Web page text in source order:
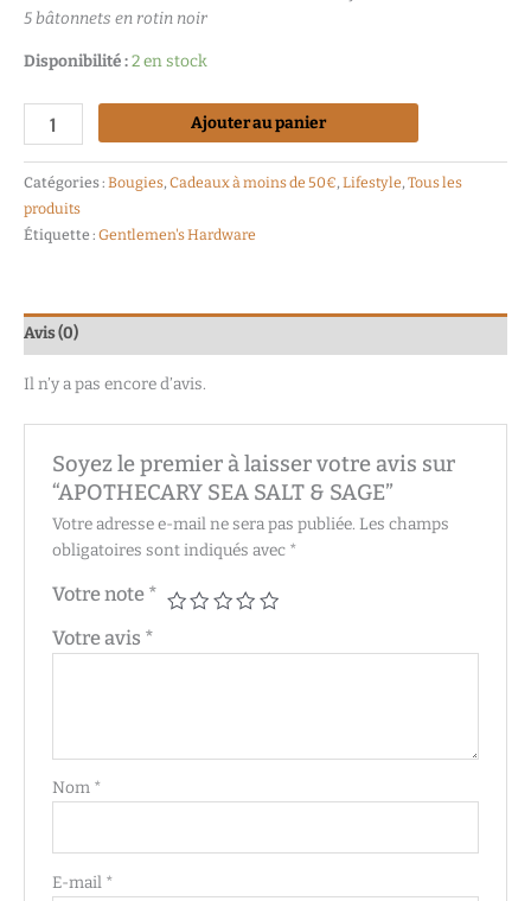
5 bâtonnets en rotin noir
Disponibilité :2 en stock
Ajouter au panier
Catégories : Bougies, Cadeaux à moins de 50€, Lifestyle, Tous les
produits
Étiquette : Gentlemen's Hardware
Avis (0)
Il n’y a pas encore d’avis.
Soyez le premier à laisser votre avis sur
“APOTHECARY SEA SALT & SAGE”
Votre adresse e-mail ne sera pas publiée. Les champs
obligatoires sont indiqués avec *
Votre note *
Votre avis *
Nom *
E-mail *